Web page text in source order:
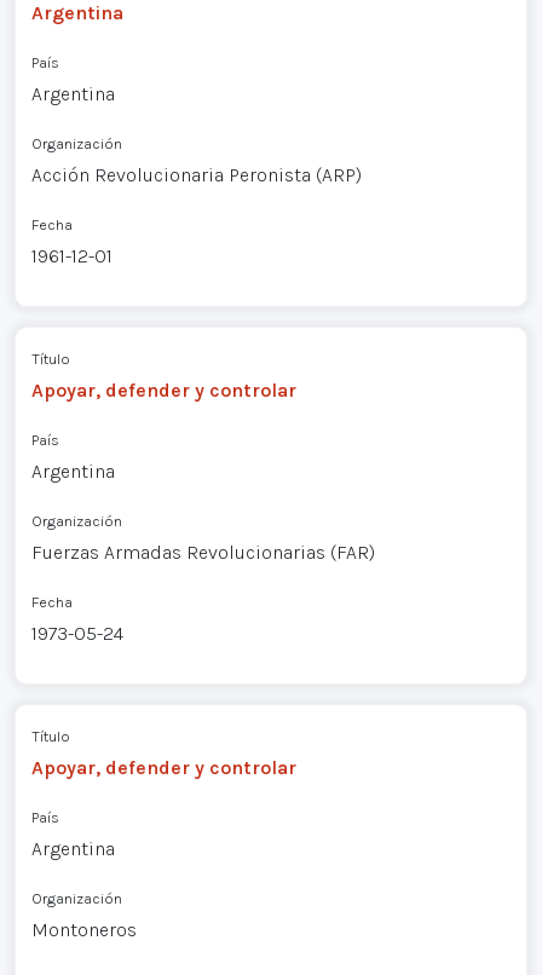
Argentina
País
Argentina
Organización
Acción Revolucionaria Peronista (ARP)
Fecha
1961-12-01
Título
Apoyar, defender y controlar
País
Argentina
Organización
Fuerzas Armadas Revolucionarias (FAR)
Fecha
1973-05-24
Título
Apoyar, defender y controlar
País
Argentina
Organización
Montoneros